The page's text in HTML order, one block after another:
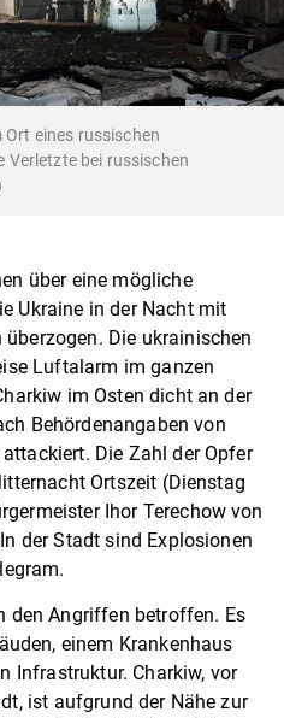
eines russischen
Verletzte bei russischen
über eine mögliche
Ukraine in der Nacht mit
Die ukrainischen
Luftalarm im ganzen
im Osten dicht an der
Behördenangaben von
Die Zahl der Opfer
Ortszeit (Dienstag
Ihor Terechow von
der Stadt sind Explosionen
den Angriffen betroffen. Es
einem Krankenhaus
Infrastruktur. Charkiw, vor
ist aufgrund der Nähe zur